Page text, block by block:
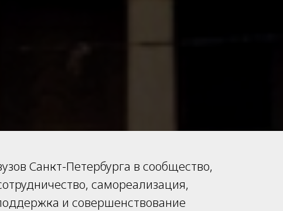
Санкт-Петербурга в сообщество,
самореализация,
и совершенствование